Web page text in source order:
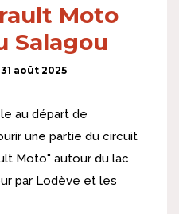
Moto
Salagou
31 août 2025
au départ de
une partie du circuit
Moto" autour du lac
par Lodève et les